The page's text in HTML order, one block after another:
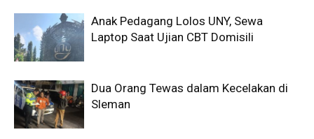
Anak Pedagang Lolos UNY, Sewa
Laptop Saat Ujian CBT Domisili
Dua Orang Tewas dalam Kecelakan di
Sleman